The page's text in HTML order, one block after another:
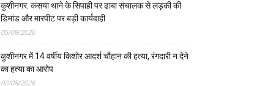
कुशीनगर: कसया थाने के सिपाही पर ढाबा संचालक से लड़की की
डिमांड और मारपीट पर बड़ी कार्यवाही
05/08/2026
कुशीनगर में 14 वर्षीय किशोर आदर्श चौहान की हत्या, रंगदारी न देने
का हत्या का आरोप
02/08/2026